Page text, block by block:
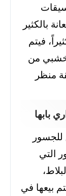
بالكثير
فيتم
خشبي من
منظر
بابها
التي
بيعها في